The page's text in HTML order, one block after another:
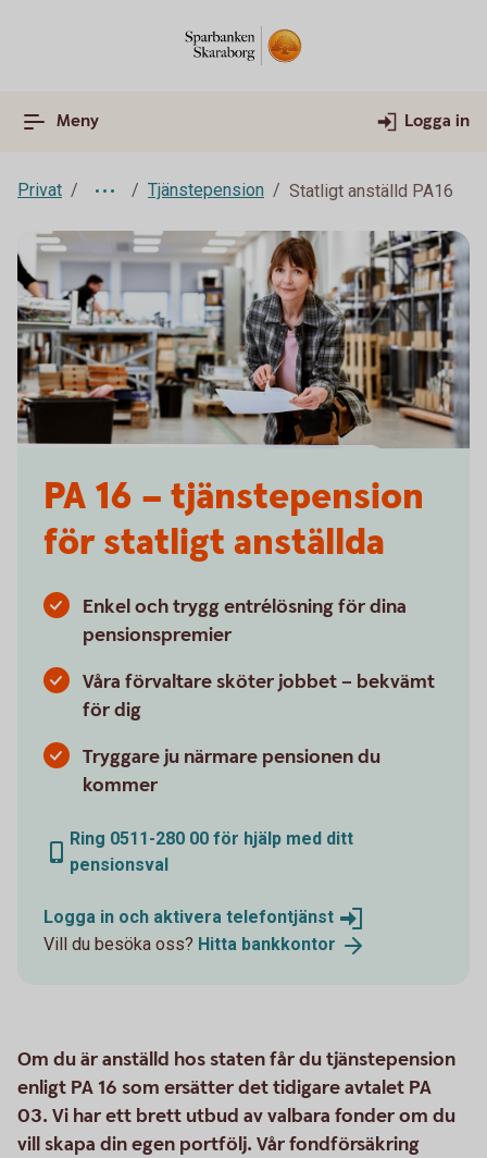
Meny Logga in
Privat Tjänstepension Statligt anställd PA16
PA 16 – tjänstepension
för statligt anställda
Enkel och trygg entrélösning för dina
pensionspremier
Våra förvaltare sköter jobbet – bekvämt
för dig
Tryggare ju närmare pensionen du
kommer
Ring 0511-280 00 för hjälp med ditt
pensionsval
Logga in och aktivera telefontjänst
Vill du besöka oss? Hitta bankkontor
Om du är anställd hos staten får du tjänstepension
enligt PA 16 som ersätter det tidigare avtalet PA
03. Vi har ett brett utbud av valbara fonder om du
vill skapa din egen portfölj. Vår fondförsäkring